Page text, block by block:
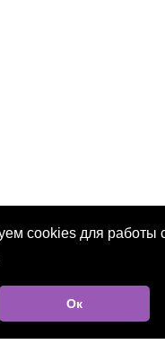
cookies для работы
Ок